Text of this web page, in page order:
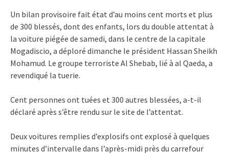
Un bilan provisoire fait état d’au moins cent morts et plus
de 300 blessés, dont des enfants, lors du double attentat à
la voiture piégée de samedi, dans le centre de la capitale
Mogadiscio, a déploré dimanche le président Hassan Sheikh
Mohamud. Le groupe terroriste Al Shebab, lié à al Qaeda, a
revendiqué la tuerie.
Cent personnes ont tuées et 300 autres blessées, a-t-il
déclaré après s’être rendu sur le site de l’attentat.
Deux voitures remplies d’explosifs ont explosé à quelques
minutes d’intervalle dans l’après-midi près du carrefour